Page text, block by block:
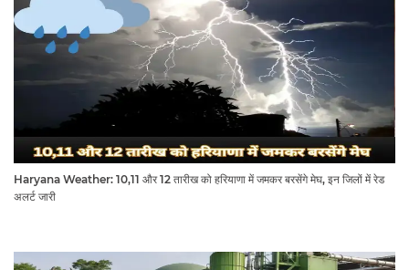
Haryana Weather: 10,11 और 12 तारीख को हरियाणा में जमकर बरसेंगे मेघ, इन जिलों में रेड
अलर्ट जारी